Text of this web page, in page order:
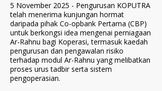
5 November 2025 - Pengurusan KOPUTRA
telah menerima kunjungan hormat
daripada pihak Co-opbank Pertama (CBP)
untuk berkongsi idea mengenai perniagaan
Ar-Rahnu bagi Koperasi, termasuk kaedah
pengurusan dan pengawalan risiko
terhadap modul Ar-Rahnu yang melibatkan
proses urus tadbir serta sistem
pengoperasian.